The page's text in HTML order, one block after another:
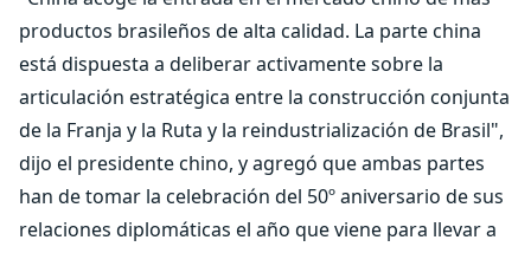
productos brasileños de alta calidad. La parte china
está dispuesta a deliberar activamente sobre la
articulación estratégica entre la construcción conjunta
de la Franja y la Ruta y la reindustrialización de Brasil",
dijo el presidente chino, y agregó que ambas partes
han de tomar la celebración del 50º aniversario de sus
relaciones diplomáticas el año que viene para llevar a